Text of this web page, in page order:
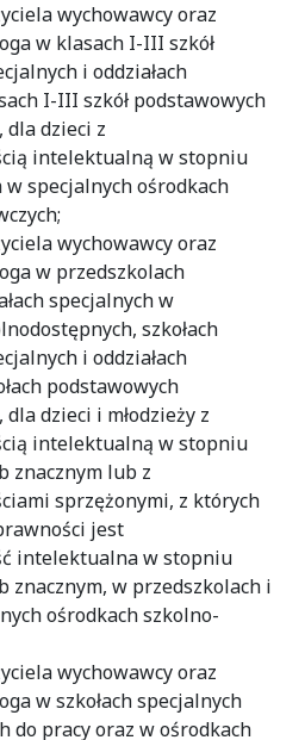
wychowawcy oraz
w klasach I-III szkół
i oddziałach
I-III szkół podstawowych
dla dzieci z
intelektualną w stopniu
w specjalnych ośrodkach
wychowawcy oraz
w przedszkolach
specjalnych w
szkołach
i oddziałach
podstawowych
dzieci i młodzieży z
intelektualną w stopniu
znacznym lub z
sprzężonymi, z których
jest
intelektualna w stopniu
znacznym, w przedszkolach i
ośrodkach szkolno-
wychowawcy oraz
w szkołach specjalnych
do pracy oraz w ośrodkach